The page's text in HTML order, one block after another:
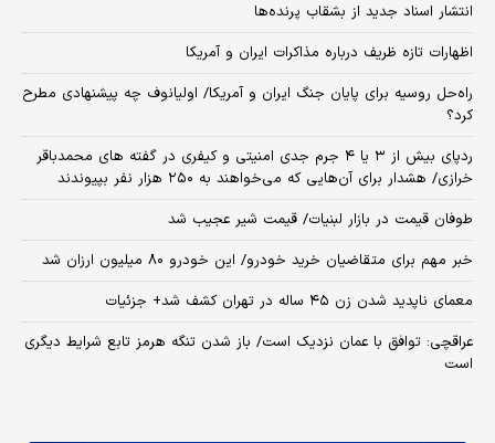
انتشار اسناد جدید از بشقاب پرنده‌ها
اظهارات تازه ظریف درباره مذاکرات ایران و آمریکا
راه‌حل روسیه برای پایان جنگ ایران و آمریکا/ اولیانوف چه پیشنهادی مطرح
کرد؟
ردپای بیش از ۳ یا ۴ جرم جدی امنیتی و کیفری در گفته های محمدباقر
خرازی/ هشدار برای آن‌هایی که می‌خواهند به ۲۵۰ هزار نفر بپیوندند
طوفان قیمت در بازار لبنیات/ قیمت شیر عجیب شد
خبر مهم برای متقاضیان خرید خودرو/ این خودرو ۸۰ میلیون ارزان شد
معمای ناپدید شدن زن ۴۵ ساله در تهران کشف شد+ جزئیات
عراقچی: توافق با عمان نزدیک است/ باز شدن تنگه هرمز تابع شرایط دیگری
است